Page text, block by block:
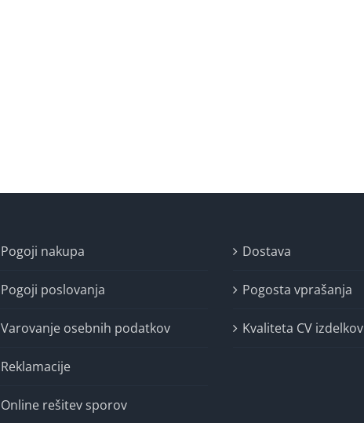
Pogoji nakupa
Pogoji poslovanja
Varovanje osebnih podatkov
Reklamacije
Online rešitev sporov
Dostava
Pogosta vprašanja
Kvaliteta CV izdelkov